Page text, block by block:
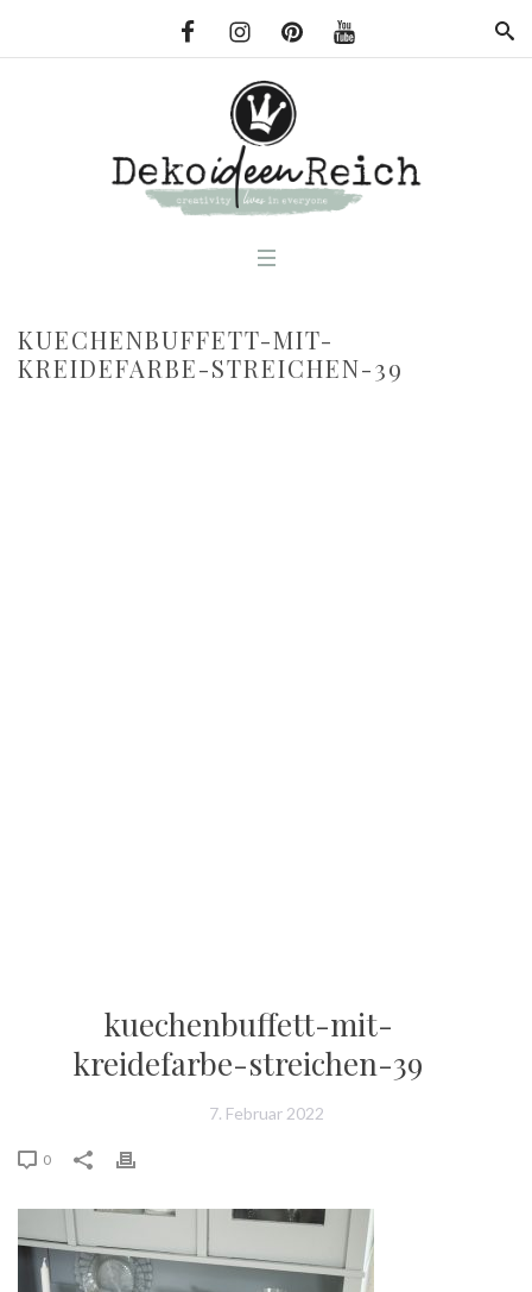
KUECHENBUFFETT-MIT-
KREIDEFARBE-STREICHEN-39
kuechenbuffett-mit-
kreidefarbe-streichen-39
7. Februar 2022
0